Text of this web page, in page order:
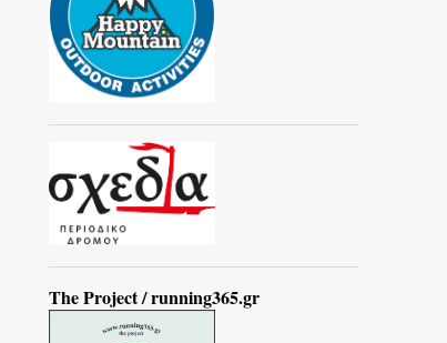
The Project / running365.gr